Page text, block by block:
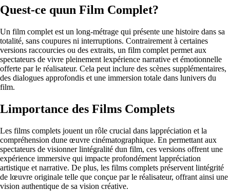
Quest-ce quun Film Complet?
Un film complet est un long-métrage qui présente une histoire dans sa
totalité, sans coupures ni interruptions. Contrairement à certaines
versions raccourcies ou des extraits, un film complet permet aux
spectateurs de vivre pleinement lexpérience narrative et émotionnelle
offerte par le réalisateur. Cela peut inclure des scènes supplémentaires,
des dialogues approfondis et une immersion totale dans lunivers du
film.
Limportance des Films Complets
Les films complets jouent un rôle crucial dans lappréciation et la
compréhension dune œuvre cinématographique. En permettant aux
spectateurs de visionner lintégralité dun film, ces versions offrent une
expérience immersive qui impacte profondément lappréciation
artistique et narrative. De plus, les films complets préservent lintégrité
de lœuvre originale telle que conçue par le réalisateur, offrant ainsi une
vision authentique de sa vision créative.